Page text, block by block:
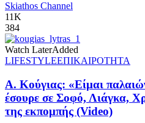
Skiathos Channel
11K
384
Watch LaterAdded
LIFESTYLEΕΠΙΚΑΙΡΟΤΗΤΑ
Α. Κούγιας: «Είμαι
έσουρε σε Σοφό, Λιάγκα,
της εκπομπής (Video)